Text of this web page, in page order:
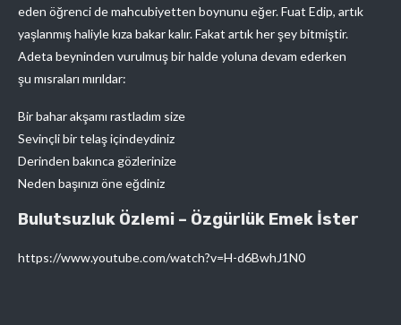
eden öğrenci de mahcubiyetten boynunu eğer. Fuat Edip, artık
yaşlanmış haliyle kıza bakar kalır. Fakat artık her şey bitmiştir.
Adeta beyninden vurulmuş bir halde yoluna devam ederken
şu mısraları mırıldar:
Bir bahar akşamı rastladım size
Sevinçli bir telaş içindeydiniz
Derinden bakınca gözlerinize
Neden başınızı öne eğdiniz
Bulutsuzluk Özlemi – Özgürlük Emek İster
https://www.youtube.com/watch?v=H-d6BwhJ1N0